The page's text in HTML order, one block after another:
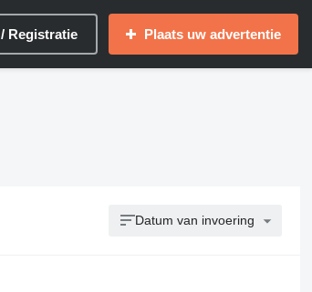
Registratie Plaats uw advertentie
Datum van invoering